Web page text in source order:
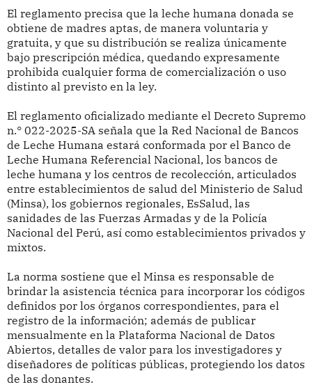
El reglamento precisa que la leche humana donada se
obtiene de madres aptas, de manera voluntaria y
gratuita, y que su distribución se realiza únicamente
bajo prescripción médica, quedando expresamente
prohibida cualquier forma de comercialización o uso
distinto al previsto en la ley.
El reglamento oficializado mediante el Decreto Supremo
n.° 022-2025-SA señala que la Red Nacional de Bancos
de Leche Humana estará conformada por el Banco de
Leche Humana Referencial Nacional, los bancos de
leche humana y los centros de recolección, articulados
entre establecimientos de salud del Ministerio de Salud
(Minsa), los gobiernos regionales, EsSalud, las
sanidades de las Fuerzas Armadas y de la Policía
Nacional del Perú, así como establecimientos privados y
mixtos.
La norma sostiene que el Minsa es responsable de
brindar la asistencia técnica para incorporar los códigos
definidos por los órganos correspondientes, para el
registro de la información; además de publicar
mensualmente en la Plataforma Nacional de Datos
Abiertos, detalles de valor para los investigadores y
diseñadores de políticas públicas, protegiendo los datos
de las donantes.